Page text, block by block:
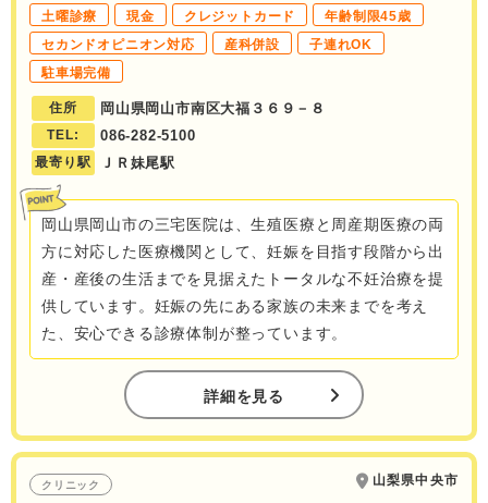
土曜診療 現金 クレジットカード
年齢制限45歳
セカンドオピニオン対応
産科併設
子連れOK
駐車場完備
住所 岡山県岡山市南区大福３６９－８
TEL: 086-282-5100
最寄り駅 ＪＲ妹尾駅
岡山県岡山市の三宅医院は、生殖医療と周産期医療の両
方に対応した医療機関として、妊娠を目指す段階から出
産・産後の生活までを見据えたトータルな不妊治療を提
供しています。妊娠の先にある家族の未来までを考え
た、安心できる診療体制が整っています。
詳細を見る
クリニック 山梨県中央市